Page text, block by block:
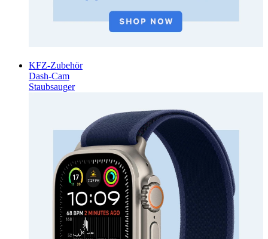
KFZ-Zubehör
Dash-Cam
Staubsauger